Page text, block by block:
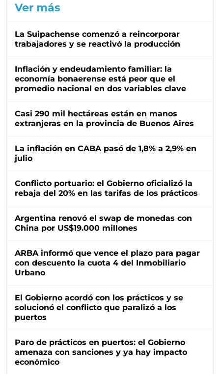
Ver más
La Suipachense comenzó a reincorporar
trabajadores y se reactivó la producción
Inflación y endeudamiento familiar: la
economía bonaerense está peor que el
promedio nacional en dos variables clave
Casi 290 mil hectáreas están en manos
extranjeras en la provincia de Buenos Aires
La inflación en CABA pasó de 1,8% a 2,9% en
julio
Conflicto portuario: el Gobierno oficializó la
rebaja del 20% en las tarifas de los prácticos
Argentina renovó el swap de monedas con
China por US$19.000 millones
ARBA informó que vence el plazo para pagar
con descuento la cuota 4 del Inmobiliario
Urbano
El Gobierno acordó con los prácticos y se
solucionó el conflicto que paralizó a los
puertos
Paro de prácticos en puertos: el Gobierno
amenaza con sanciones y ya hay impacto
económico